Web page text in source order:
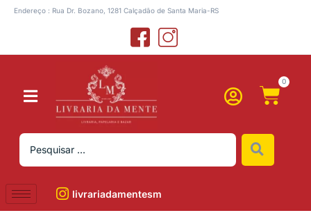
Endereço : Rua Dr. Bozano, 1281 Calçadão de Santa Maria-RS
0
livrariadamentesm